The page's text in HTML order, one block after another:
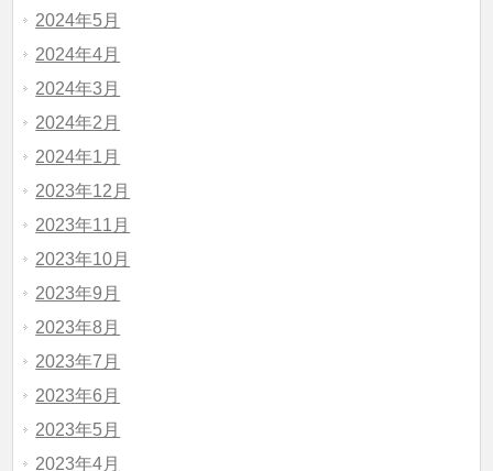
2024年5月
2024年4月
2024年3月
2024年2月
2024年1月
2023年12月
2023年11月
2023年10月
2023年9月
2023年8月
2023年7月
2023年6月
2023年5月
2023年4月